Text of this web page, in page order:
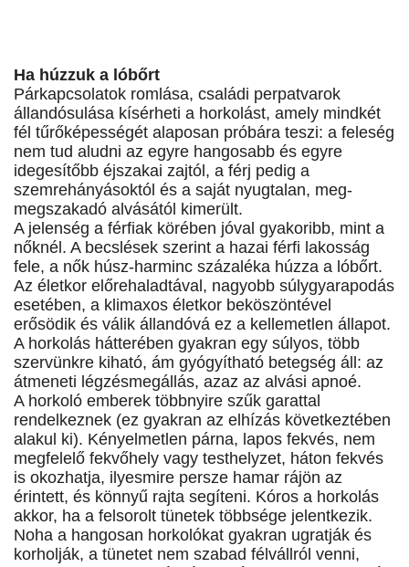
Ha húzzuk a lóbőrt
Párkapcsolatok romlása, családi perpatvarok
állandósulása kísérheti a horkolást, amely mindkét
fél tűrőképességét alaposan próbára teszi: a feleség
nem tud aludni az egyre hangosabb és egyre
idegesítőbb éjszakai zajtól, a férj pedig a
szemrehányásoktól és a saját nyugtalan, meg-
megszakadó alvásától kimerült.
A jelenség a férfiak körében jóval gyakoribb, mint a
nőknél. A becslések szerint a hazai férfi lakosság
fele, a nők húsz-harminc százaléka húzza a lóbőrt.
Az életkor előrehaladtával, nagyobb súlygyarapodás
esetében, a klimaxos életkor beköszöntével
erősödik és válik állandóvá ez a kellemetlen állapot.
A horkolás hátterében gyakran egy súlyos, több
szervünkre kiható, ám gyógyítható betegség áll: az
átmeneti légzésmegállás, azaz az alvási apnoé.
A horkoló emberek többnyire szűk garattal
rendelkeznek (ez gyakran az elhízás következtében
alakul ki). Kényelmetlen párna, lapos fekvés, nem
megfelelő fekvőhely vagy testhelyzet, háton fekvés
is okozhatja, ilyesmire persze hamar rájön az
érintett, és könnyű rajta segíteni. Kóros a horkolás
akkor, ha a felsorolt tünetek többsége jelentkezik.
Noha a hangosan horkolókat gyakran ugratják és
korholják, a tünetet nem szabad félvállról venni,